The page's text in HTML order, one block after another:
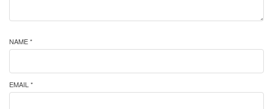
NAME *
EMAIL *